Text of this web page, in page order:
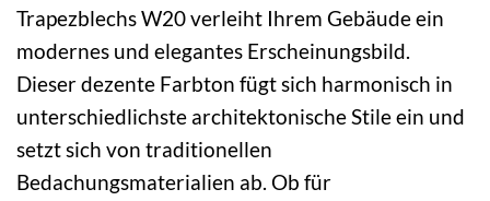
Trapezblechs W20 verleiht Ihrem Gebäude ein
modernes und elegantes Erscheinungsbild.
Dieser dezente Farbton fügt sich harmonisch in
unterschiedlichste architektonische Stile ein und
setzt sich von traditionellen
Bedachungsmaterialien ab. Ob für